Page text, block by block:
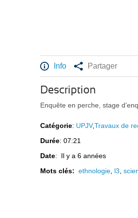
Info Partager
Description
Enquête en perche, stage
Catégorie: UPJV,Travaux de
Durée: 07:21
Date: Il y a 6 années
Mots clés:ethnologie l3 ,